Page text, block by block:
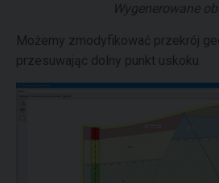
Wygenerowane
Możemy zmodyfikować przekrój
przesuwając dolny punkt uskoku.